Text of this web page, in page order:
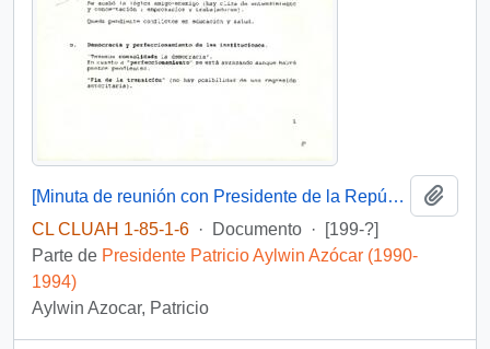
[Minuta de reunión con Presidente de la República con, ministros, subsecretarios, jefes de servicio e intendentes]
CL CLUAH 1-85-1-6 · Documento ·
[199-?]
Parte de Presidente Patricio Aylwin Azócar (1990-
1994)
Aylwin Azocar, Patricio